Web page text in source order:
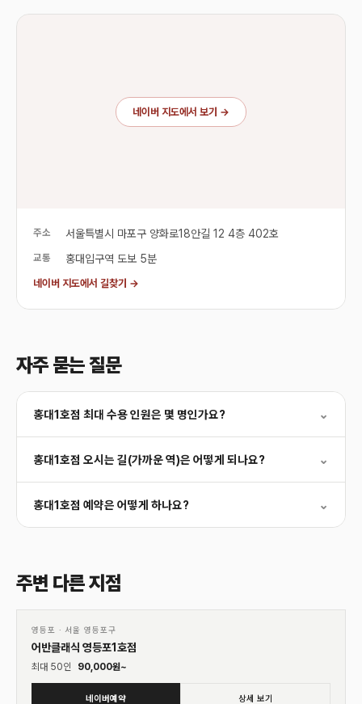
네이버 지도에서 보기 →
주소 서울특별시 마포구 양화로18안길 12 4층 402호
교통 홍대입구역 도보 5분
네이버 지도에서 길찾기 →
자주 묻는 질문
홍대1호점 최대 수용 인원은 몇 명인가요? ⌄
홍대1호점 오시는 길(가까운 역)은 어떻게 되나요? ⌄
홍대1호점 예약은 어떻게 하나요? ⌄
주변 다른 지점
01
영등포 · 서울 영등포구
어반클래식 영등포1호점
최대 50인 90,000원~
네이버예약 상세 보기